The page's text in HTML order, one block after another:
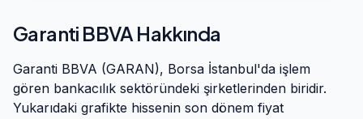
Garanti BBVA Hakkında
Garanti BBVA (GARAN), Borsa İstanbul'da işlem
gören bankacılık sektöründeki şirketlerinden biridir.
Yukarıdaki grafikte hissenin son dönem fiyat